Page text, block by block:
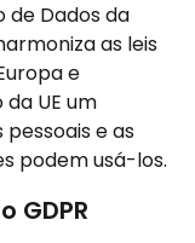
de Dados da
as leis
e
UE um
e as
podem usá-los.
GDPR